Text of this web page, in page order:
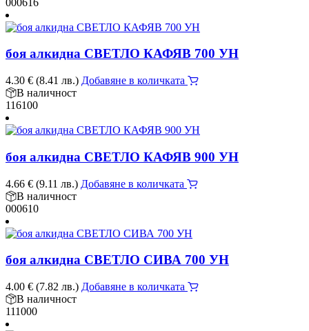
боя алкидна СВЕТЛО КАФЯВ 700 УН
4.30 € (8.41 лв.) Добавяне в количката
В наличност
116100
боя алкидна СВЕТЛО КАФЯВ 900 УН
4.66 € (9.11 лв.) Добавяне в количката
В наличност
000610
боя алкидна СВЕТЛО СИВА 700 УН
4.00 € (7.82 лв.) Добавяне в количката
В наличност
111000